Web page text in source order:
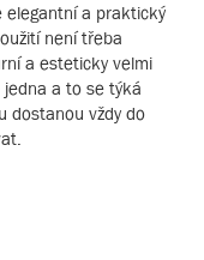
elegantní a praktický
není třeba
a esteticky velmi
a to se týká
dostanou vždy do